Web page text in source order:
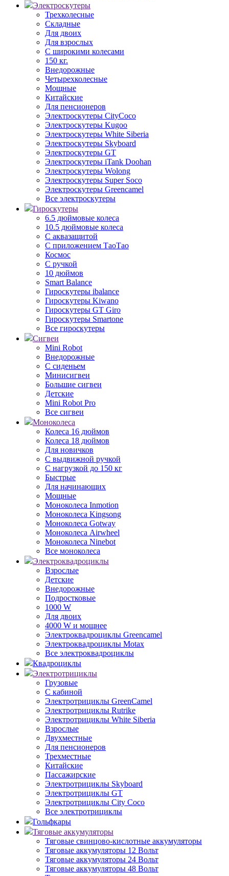
Электроскутеры
Трехколесные
Складные
Для двоих
Для взрослых
С широкими колесами
150 кг.
Внедорожные
Четырехколесные
Мощные
Китайские
Для пенсионеров
Электроскутеры CityCoco
Электроскутеры Kugoo
Электроскутеры White Siberia
Электроскутеры Skyboard
Электроскутеры GT
Электроскутеры iTank Doohan
Электроскутеры Wolong
Электроскутеры Super Soco
Электроскутеры Greencamel
Все электроскутеры
Гироскутеры
6.5 дюймовые колеса
10.5 дюймовые колеса
С аквазащитой
С приложением ТаоТао
Космос
С ручкой
10 дюймов
Smart Balance
Гироскутеры ibalance
Гироскутеры Kiwano
Гироскутеры GT Giro
Гироскутеры Smartone
Все гироскутеры
Сигвеи
Mini Robot
Внедорожные
С сиденьем
Минисигвеи
Большие сигвеи
Детские
Mini Robot Pro
Все сигвеи
Моноколеса
Колеса 16 дюймов
Колеса 18 дюймов
Для новичков
С выдвижной ручкой
С нагрузкой до 150 кг
Быстрые
Для начинающих
Мощные
Моноколеса Inmotion
Моноколеса Kingsong
Моноколеса Gotway
Моноколеса Airwheel
Моноколеса Ninebot
Все моноколеса
Электроквадроциклы
Взрослые
Детские
Внедорожные
Подростковые
1000 W
Для двоих
4000 W и мощнее
Электроквадроциклы Greencamel
Электроквадроциклы Motax
Все электроквадроциклы
Квадроциклы
Электротрициклы
Грузовые
С кабиной
Электротрициклы GreenCamel
Электротрициклы Rutrike
Электротрициклы White Siberia
Взрослые
Двухместные
Для пенсионеров
Трехместные
Китайские
Пассажирские
Электротрициклы Skyboard
Электротрициклы GT
Электротрициклы City Coco
Все электротрициклы
Гольфкары
Тяговые аккумуляторы
Тяговые свинцово-кислотные аккумуляторы
Тяговые аккумуляторы 12 Вольт
Тяговые аккумуляторы 24 Вольт
Тяговые аккумуляторы 48 Вольт